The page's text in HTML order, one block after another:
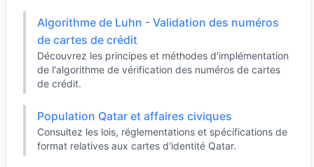
Algorithme de Luhn - Validation des numéros
de cartes de crédit
Découvrez les principes et méthodes d'implémentation
de l'algorithme de vérification des numéros de cartes
de crédit.
Population Qatar et affaires civiques
Consultez les lois, réglementations et spécifications de
format relatives aux cartes d'identité Qatar.